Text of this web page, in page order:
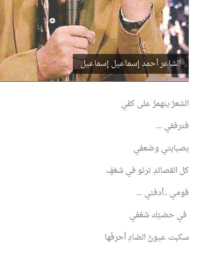
الشاعر أحمد إسماعيل إسماعيل
الشعرُ ينهمرُ على كفي
فترفقي ...
بصبابتي وضعفي
كل القصائدِ ترنو في شغفٍ
قومي ..أدفني ...
في حضنِك شغفي
سكبت عيونُ الضادِ أحرفَها